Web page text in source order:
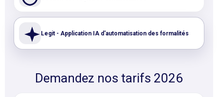
Legit - Application IA d'automatisation des formalités
Demandez nos tarifs 2026